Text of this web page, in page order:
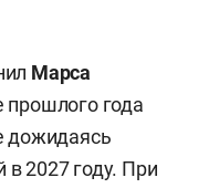
Марса
прошлого года
дожидаясь
в 2027 году. При